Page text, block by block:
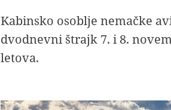
Kabinsko osoblje nemačke
dvodnevni štrajk 7. i 8.
letova.